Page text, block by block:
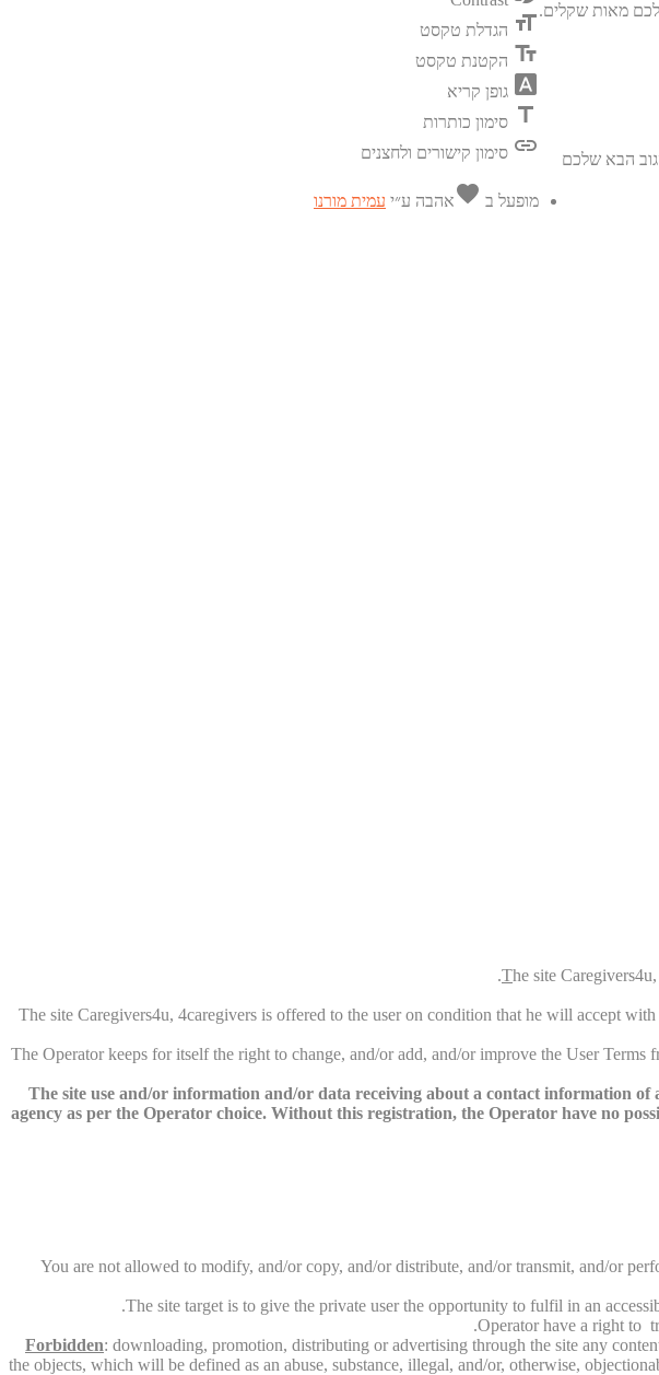
הבא שלכם
format_size הגדלת טקסט
text_fields הקטנת טקסט
font_download גופן קריא
title סימון כותרות
link סימון קישורים ולחצנים
מופעל ב favoriteאהבה ע״י עמית מורנו
The site
The site Caregivers4u, 4caregivers is offered to the user on condition that he will accept
The Operator keeps for itself the right to change, and/or add, and/or improve the User
The site use and/or information and/or data receiving about a contact information
agency as per the Operator choice. Without this registration, the Operator have no
You are not allowed to modify, and/or copy, and/or distribute, and/or transmit, and/or
The site target is to give the private user the opportunity to fulfil in an
Operator have a right to
Forbidden: downloading, promotion, distributing or advertising through the site any
the objects, which will be defined as an abuse, substance, illegal, and/or, otherwise,